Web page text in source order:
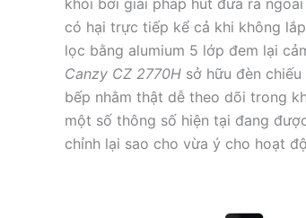
khói bởi giải pháp hút đưa ra
có hại trực tiếp kể cả khi không
lọc bằng alumium 5 lớp đem lại
Canzy CZ 2770H sở hữu đèn
bếp nhằm thật dễ theo dõi trong
một số thông số hiện tại đang
chỉnh lại sao cho vừa ý cho hoạt